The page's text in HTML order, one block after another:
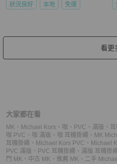
狀況良好 本地 免運
看更
大家都在看
MK 、 Michael Kors 、 咖 、 PVC 、 滿版 、
咖 PVC 、 咖 滿版 、 咖 耳機掛繩 、 MK
耳機掛繩 、 Michael Kors PVC 、 Michael
PVC 滿版 、 PVC 耳機掛繩 、 滿版 耳機掛繩
門 MK 、 中古 MK 、 推薦 MK 、 二手